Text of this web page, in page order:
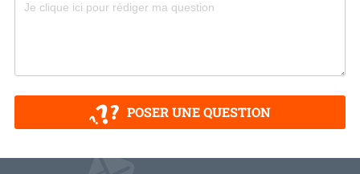
POSER UNE QUESTION